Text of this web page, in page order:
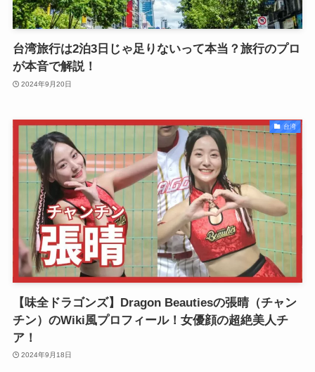
台湾旅行は2泊3日じゃ足りないって本当？旅行のプロ
が本音で解説！
2024年9月20日
台湾
【味全ドラゴンズ】Dragon Beautiesの張晴（チャン
チン）のWiki風プロフィール！女優顔の超絶美人チ
ア！
2024年9月18日